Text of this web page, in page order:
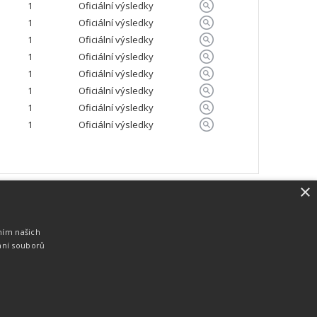
1
Oficiální výsledky
1
Oficiální výsledky
1
Oficiální výsledky
1
Oficiální výsledky
1
Oficiální výsledky
1
Oficiální výsledky
1
Oficiální výsledky
1 Oficiální výsledky
zakázku. Lze online publikovat výsledky
×
našich
souborů